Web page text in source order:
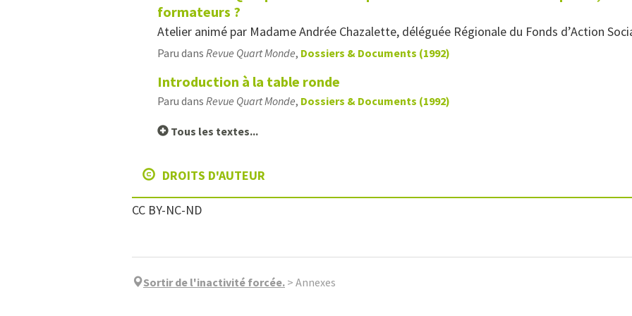
formateurs ?
Atelier animé par Madame Andrée Chazalette, déléguée Régionale du Fonds d’Action
Paru dans Revue Quart Monde, Dossiers & Documents (1992)
Introduction à la table ronde
Paru dans Revue Quart Monde, Dossiers & Documents (1992)
Tous les textes...
DROITS D'AUTEUR
CC BY-NC-ND
Sortir de l'inactivité forcée. > Annexes